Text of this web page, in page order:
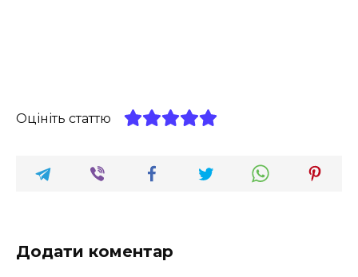
Оцініть статтю
Додати коментар